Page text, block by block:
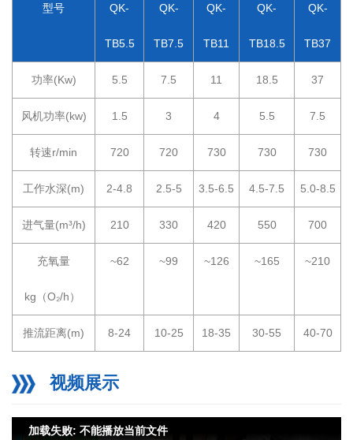
型号 QK-
TB5.5
QK-
TB7.5
QK-
TB11
QK-
TB18.5
QK-
TB37
功率(Kw) 5.5 7.5 11 18.5 37
风机功率(kw) 1.5 3 4 5.5 7.5
转速r/min 720 720 730 730 730
工作水深(m) 2-4.8 2.5-5 3.5-6.5 4.5-7.5 5.0-8.5
进气量(m³/h) 210 330 420 550 700
充氧量
kg（O₂/h）
~62 ~99 ~126 ~165 ~210
推流距离(m) 8-24 10-25 18-35 30-55 40-70
视频展示
加载失败: 不能播放当前文件